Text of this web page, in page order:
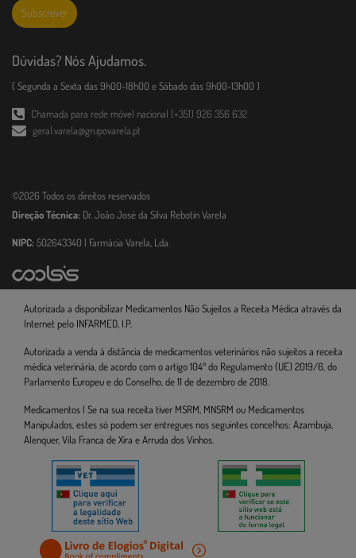
Subscrever
Dúvidas? Nós Ajudamos.
( Segunda a Sexta das 9h00-18h00 e Sábado das 9h00-13h00 )
Chamada para rede móvel nacional (+351) 926 356 632
geral.varela@grupovarela.pt
©2026 Todos os direitos reservados
Direção Técnica: Dr. João José da Silva Rebotin Varela
NIPC: 502643340 | Farmácia Varela, Lda.
Autorizada a disponibilizar Medicamentos Não Sujeitos a Receita Médica através da
Internet pelo INFARMED, I.P.
Autorizada a venda à distância de medicamentos veterinários não sujeitos a receita
médica veterinária, de acordo com o artigo 104º do Regulamento (UE) 2019/6, do
Parlamento Europeu e do Conselho, de 11 de dezembro de 2018.
Medicamentos | Se na sua receita tiver MSRM, MNSRM ou Medicamentos
Manipulados, estes só podem ser entregues nos seguintes concelhos: Azambuja,
Alenquer, Vila Franca de Xira e Arruda dos Vinhos.